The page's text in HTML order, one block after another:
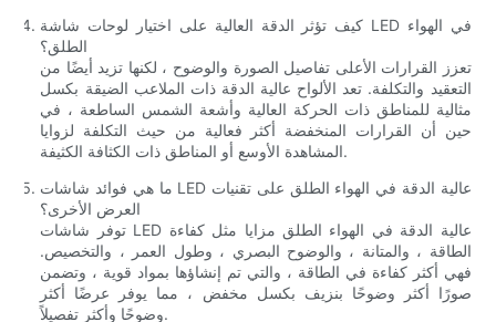
كيف تؤثر الدقة العالية على اختيار لوحات شاشة LED في الهواء
الطلق؟
تعزز القرارات الأعلى تفاصيل الصورة والوضوح ، لكنها تزيد أيضًا من
التعقيد والتكلفة. تعد الألواح عالية الدقة ذات الملاعب الضيقة بكسل
مثالية للمناطق ذات الحركة العالية وأشعة الشمس الساطعة ، في
حين أن القرارات المنخفضة أكثر فعالية من حيث التكلفة لزوايا
المشاهدة الأوسع أو المناطق ذات الكثافة الكثيفة.
ما هي فوائد شاشات LED عالية الدقة في الهواء الطلق على تقنيات
العرض الأخرى؟
توفر شاشات LED عالية الدقة في الهواء الطلق مزايا مثل كفاءة
الطاقة ، والمتانة ، والوضوح البصري ، وطول العمر ، والتخصيص.
فهي أكثر كفاءة في الطاقة ، والتي تم إنشاؤها بمواد قوية ، وتضمن
صورًا أكثر وضوحًا بنزيف بكسل مخفض ، مما يوفر عرضًا أكثر
وضوحًا وأكثر تفصيلاً.